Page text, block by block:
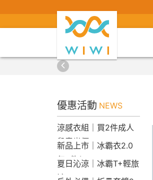
優惠活動 NEWS
涼感衣組｜買2件成人
兒童半價
新品上市｜冰霸衣2.0
任2件$2290
夏日沁涼｜冰霸T+輕旅
褲